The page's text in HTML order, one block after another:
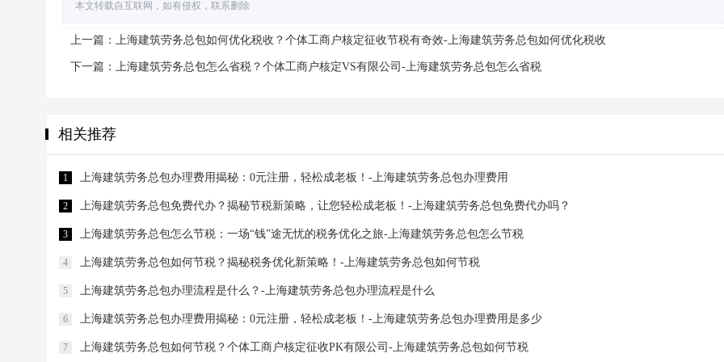
本文转载自互联网，如有侵权，联系删除
上一篇：上海建筑劳务总包如何优化税收？个体工商户核定征收节税有奇效-上海建筑劳务总包如何优化税收
下一篇：上海建筑劳务总包怎么省税？个体工商户核定VS有限公司-上海建筑劳务总包怎么省税
相关推荐
1 上海建筑劳务总包办理费用揭秘：0元注册，轻松成老板！-上海建筑劳务总包办理费用
2 上海建筑劳务总包免费代办？揭秘节税新策略，让您轻松成老板！-上海建筑劳务总包免费代办吗？
3 上海建筑劳务总包怎么节税：一场“钱”途无忧的税务优化之旅-上海建筑劳务总包怎么节税
4 上海建筑劳务总包如何节税？揭秘税务优化新策略！-上海建筑劳务总包如何节税
5 上海建筑劳务总包办理流程是什么？-上海建筑劳务总包办理流程是什么
6 上海建筑劳务总包办理费用揭秘：0元注册，轻松成老板！-上海建筑劳务总包办理费用是多少
7 上海建筑劳务总包如何节税？个体工商户核定征收PK有限公司-上海建筑劳务总包如何节税